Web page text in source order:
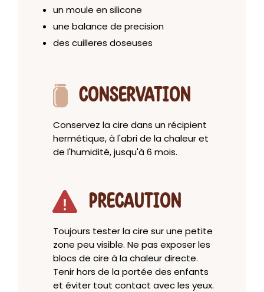
un moule en silicone
une balance de precision
des cuilleres doseuses
CONSERVATION
Conservez la cire dans un récipient
hermétique, à l'abri de la chaleur et
de l'humidité, jusqu'à 6 mois.
PRECAUTION
Toujours tester la cire sur une petite
zone peu visible. Ne pas exposer les
blocs de cire à la chaleur directe.
Tenir hors de la portée des enfants
et éviter tout contact avec les yeux.